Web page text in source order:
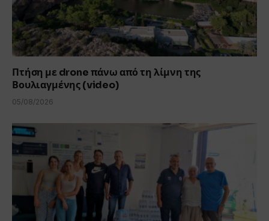
Πτήση με drone πάνω από τη λίμνη της
Βουλιαγμένης (video)
05/08/2026